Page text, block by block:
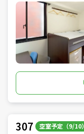
307 空室予定（9/10）